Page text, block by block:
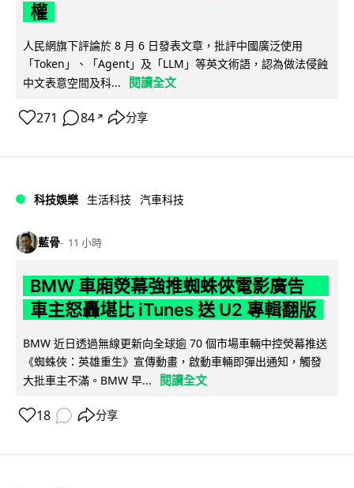
權
人民網旗下評論於 8 月 6 日發表文章，批評中國廣泛使用
「Token」、「Agent」及「LLM」等英文術語，認為做法侵蝕
中文表意空間及科...
閱讀全文
271 84 ↗ 分享
科技娛樂 生活科技 汽車科技
藍骨 11 小時
BMW 車廂熒幕強推蜘蛛俠電影廣告
車主怒轟堪比 iTunes 送 U2 專輯翻版
BMW 近日透過無線更新向全球逾 70 個市場車輛中控熒幕推送
《蜘蛛俠：英雄重生》宣傳動畫，啟動車輛即彈出通知，觸發
大批車主不滿。BMW 早...
閱讀全文
18 分享